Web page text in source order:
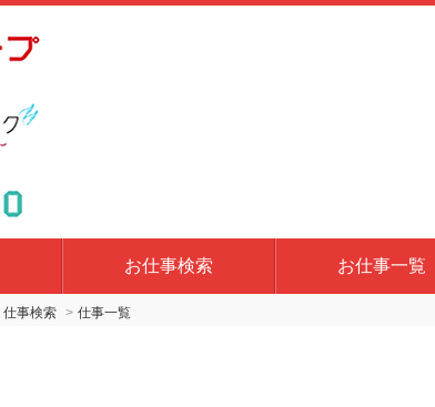
お仕事検索 お仕事一覧
仕事検索 仕事一覧